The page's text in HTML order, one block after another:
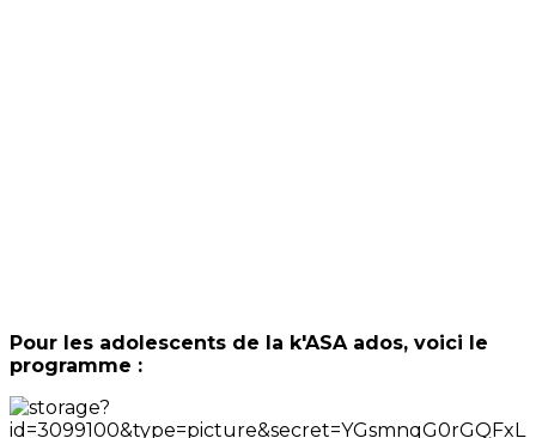
Pour les adolescents de la k'ASA ados, voici le
programme :